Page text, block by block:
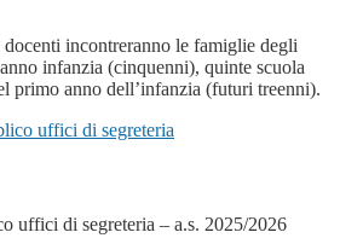
incontreranno le famiglie degli
infanzia (cinquenni), quinte scuola
primo anno dell’infanzia (futuri treenni).
uffici di segreteria – a.s. 2025/2026